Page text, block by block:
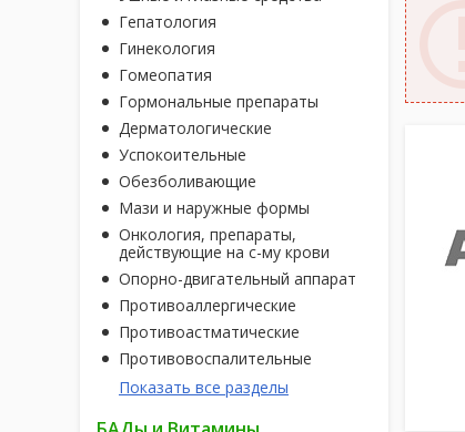
Гепатология
Гинекология
Гомеопатия
Гормональные препараты
Дерматологические
Успокоительные
Обезболивающие
Мази и наружные формы
Онкология, препараты,
действующие на с-му крови
Опорно-двигательный аппарат
Противоаллергические
Противоастматические
Противовоспалительные
Показать все разделы